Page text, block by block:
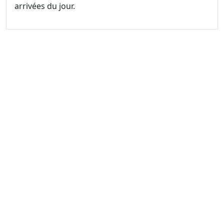
arrivées du jour.